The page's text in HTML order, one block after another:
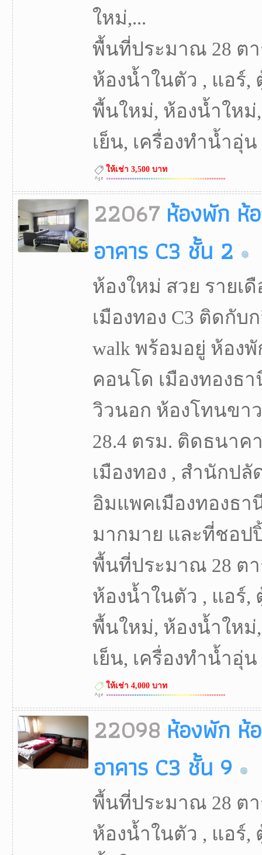
ใหม่,...
พื้นที่ประมาณ 28 ตา
ห้องน้ำในตัว , แอร์,
พื้นใหม่, ห้องน้ำใหม่
เย็น, เครื่องทำน้ำอุ่น
ให้เช่า 3,500 บาท
22067 ห้องพัก ห้
อาคาร C3 ชั้น 2
ห้องใหม่ สวย รายเ
เมืองทอง C3 ติดกับ
walk พร้อมอยู่ ห้อง
คอนโด เมืองทองธ
วิวนอก ห้องโทนขา
28.4 ตรม. ติดธนาค
เมืองทอง , สำนักป
อิมแพคเมืองทองธา
มากมาย และที่ชอปปิ้
พื้นที่ประมาณ 28 ตา
ห้องน้ำในตัว , แอร์,
พื้นใหม่, ห้องน้ำใหม่
เย็น, เครื่องทำน้ำอุ่น
ให้เช่า 4,000 บาท
22098 ห้องพัก ห้
อาคาร C3 ชั้น 9
พื้นที่ประมาณ 28 ตา
ห้องน้ำในตัว , แอร์,